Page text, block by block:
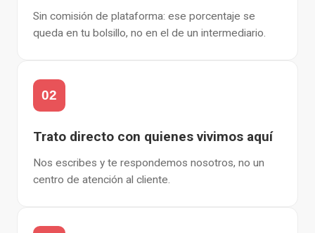
Sin comisión de plataforma: ese porcentaje se
queda en tu bolsillo, no en el de un intermediario.
02
Trato directo con quienes vivimos aquí
Nos escribes y te respondemos nosotros, no un
centro de atención al cliente.